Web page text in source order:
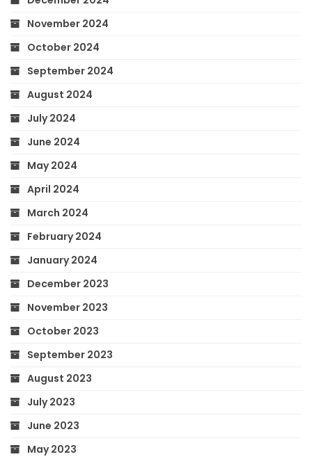
November 2024
October 2024
September 2024
August 2024
July 2024
June 2024
May 2024
April 2024
March 2024
February 2024
January 2024
December 2023
November 2023
October 2023
September 2023
August 2023
July 2023
June 2023
May 2023